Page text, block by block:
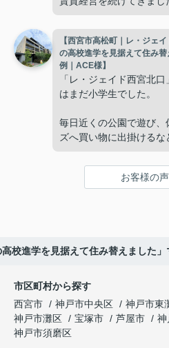
掃除や管理の負担も考
インフィニティエステー
ークナード西宮北口」の
先とのスケジュールや
してくださいました。
販売活動では、西宮北
ガーデンズ、医療機関
した。
住み替え後は掃除の時間
趣味を楽しむ時間が増え
これからの暮らしを前向
子どもたちはそれぞれ
「将来、このビルの管理
れない。」
と家族で話し合うように
インフィニティエステ
投資家向けの販売方法
「立地も良く、長期保有
と話され、このビルを大
になりました。
【西宮市高松町｜レ・ジェ
の高校進学を見据えて住み
例｜ACE様】
「レ・ジェイド西宮北
はまだ小学生でした。
毎日近くの公園で遊び
ズへ買い物に出掛ける
年月が経ち、子どもが
インフィニティエステー
「レ・ジェイド西宮北口
購入とのタイミングや資
明してくださいました。
お客様の
校進学を見据えて住み替えました」
市区町村から探す
西宮市
神戸市中央区 神戸市東
神戸市灘区
宝塚市 芦屋市 神
神戸市須磨区